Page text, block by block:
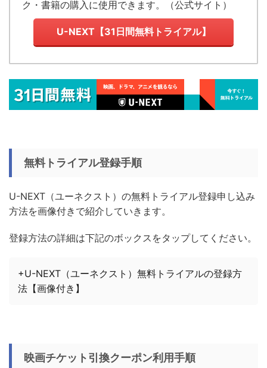
ク・書籍の購入に使用できます。（公式サイト ）
U-NEXT【31日間無料トライアル】
無料トライアル登録手順
U-NEXT（ユーネクスト）の無料トライアル登録申し込み
方法を画像付きで紹介していきます。
登録方法の詳細は下記のボックスをタップしてください。
+U-NEXT（ユーネクスト）無料トライアルの登録方
法【画像付き】
映画チケット引換クーポン利用手順